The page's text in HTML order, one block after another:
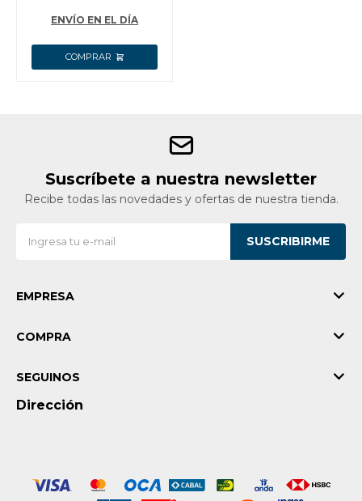
ENVÍO EN EL DÍA
Suscríbete a nuestra newsletter
Recibe todas las novedades y ofertas de nuestra tienda.
SUSCRIBIRME
EMPRESA
COMPRA
Dirección
SEGUINOS